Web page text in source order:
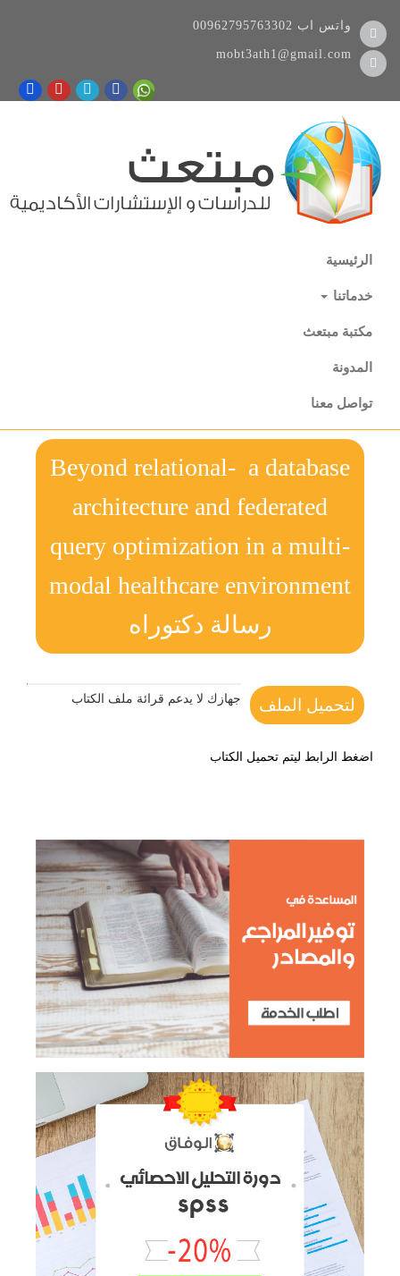
00962795763302 واتس اب
mobt3ath1@gmail.com
الرئيسية
خدماتنا
مكتبة مبتعث
المدونة
تواصل معنا
Beyond relational- a database
architecture and federated
query optimization in a multi-
modal healthcare environment
رسالة دكتوراه
لتحميل الملف جهازك لا يدعم قرائة ملف الكتاب
اضغط الرابط ليتم تحميل الكتاب